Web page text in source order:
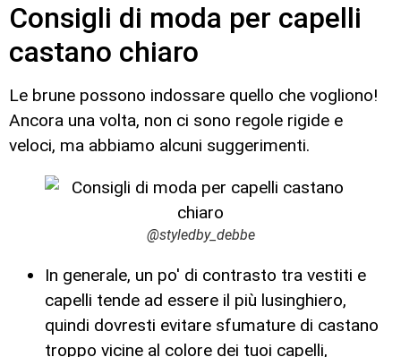
Consigli di moda per capelli
castano chiaro
Le brune possono indossare quello che vogliono!
Ancora una volta, non ci sono regole rigide e
veloci, ma abbiamo alcuni suggerimenti.
@styledby_debbe
In generale, un po' di contrasto tra vestiti e
capelli tende ad essere il più lusinghiero,
quindi dovresti evitare sfumature di castano
troppo vicine al colore dei tuoi capelli,